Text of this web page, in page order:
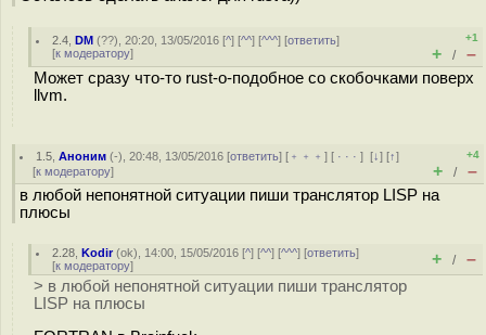
2.4 ,DM (??), 20:20, 13/05/2016 [^] [^^] [^^^] [ответить]
[к модератору]
+1
+ / –
Может сразу что-то rust-о-подобное со скобочками поверх
llvm.
1.5 ,Аноним (-), 20:48, 13/05/2016 [ответить] [ ﹢﹢﹢] [ · · ·][↓] [↑]
[к модератору]
+4
+ / –
в любой непонятной ситуации пиши транслятор LISP на
плюсы
2.28 ,Kodir(ok), 14:00, 15/05/2016 [^] [^^] [^^^] [ответить]
[к модератору] + / –
> в любой непонятной ситуации пиши транслятор
LISP на плюсы